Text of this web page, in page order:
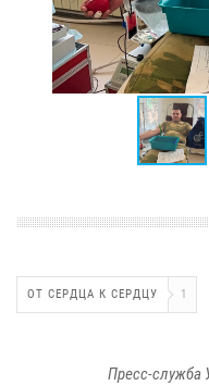
ОТ СЕРДЦА К СЕРДЦУ 1
Пресс-служба